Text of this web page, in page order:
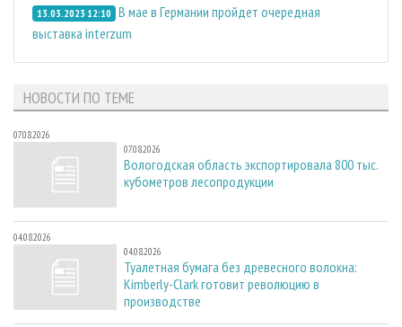
13.03.2023 12:10 В мае в Германии пройдет очередная
выставка interzum
НОВОСТИ ПО ТЕМЕ
07.08.2026
07.08.2026
Вологодская область экспортировала 800 тыс.
кубометров лесопродукции
04.08.2026
04.08.2026
Туалетная бумага без древесного волокна:
Kimberly-Clark готовит революцию в
производстве